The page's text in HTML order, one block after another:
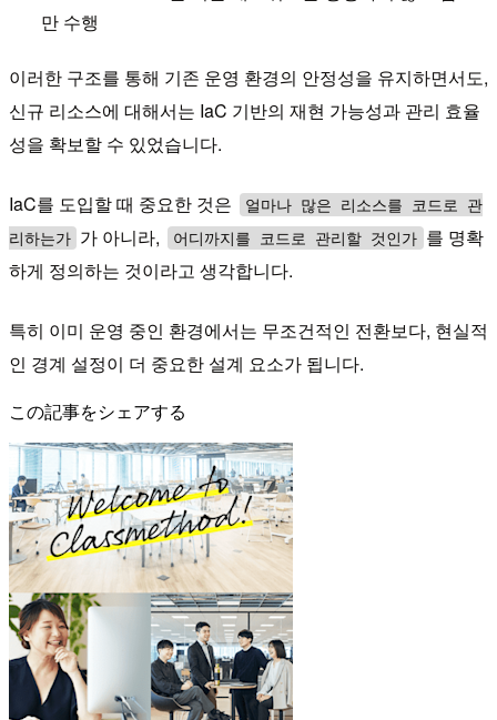
만 수행
이러한 구조를 통해 기존 운영 환경의 안정성을 유지하면서도,
신규 리소스에 대해서는 IaC 기반의 재현 가능성과 관리 효율
성을 확보할 수 있었습니다.
IaC를 도입할 때 중요한 것은
얼마나 많은 리소스를 코드로 관
리하는가 가 아니라, 어디까지를 코드로 관리할 것인가 를 명확
하게 정의하는 것이라고 생각합니다.
특히 이미 운영 중인 환경에서는 무조건적인 전환보다, 현실적
인 경계 설정이 더 중요한 설계 요소가 됩니다.
この記事をシェアする